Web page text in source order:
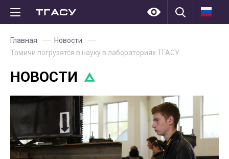
Главная
Новости
Томичи погрузятся в науку в лабораториях ТГАСУ
НОВОСТИ